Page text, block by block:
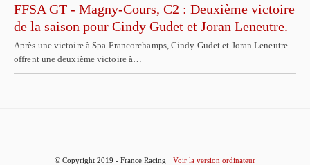
FFSA GT - Magny-Cours, C2 : Deuxième victoire
de la saison pour Cindy Gudet et Joran Leneutre.
Après une victoire à Spa-Francorchamps, Cindy Gudet et Joran Leneutre
offrent une deuxième victoire à…
© Copyright 2019 - France Racing Voir la version ordinateur